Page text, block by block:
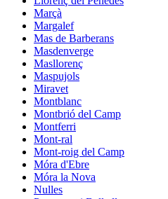
Marçà
Margalef
Mas de Barberans
Masdenverge
Masllorenç
Maspujols
Miravet
Montblanc
Montbrió del Camp
Montferri
Mont-ral
Mont-roig del Camp
Móra d'Ebre
Móra la Nova
Nulles